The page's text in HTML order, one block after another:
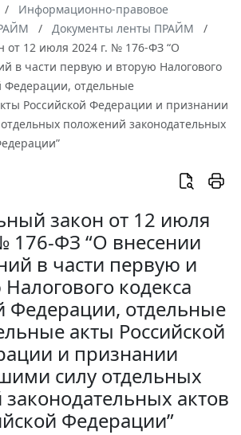
Информационно-правовое
Документы ленты ПРАЙМ
от 12 июля 2024 г. № 176-ФЗ “О
в части первую и вторую Налогового
Федерации, отдельные
Российской Федерации и признании
положений законодательных
закон от 12 июля
176-ФЗ “О внесении
в части первую и
кодекса
Федерации, отдельные
акты Российской
и признании
силу отдельных
актов
Федерации”